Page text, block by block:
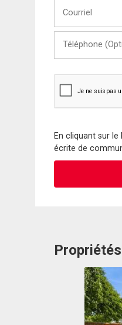
(Optionnel)
En cliquant sur
écrite de